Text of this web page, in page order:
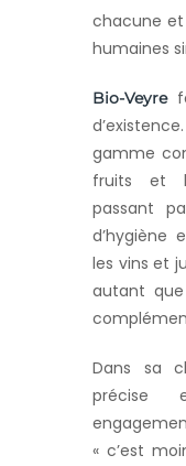
chacune et
humaines
Bio-Veyre
gamme
fruits et
passant
d’hygiène
les vins et
autant
Dans sa
précise
« c’est